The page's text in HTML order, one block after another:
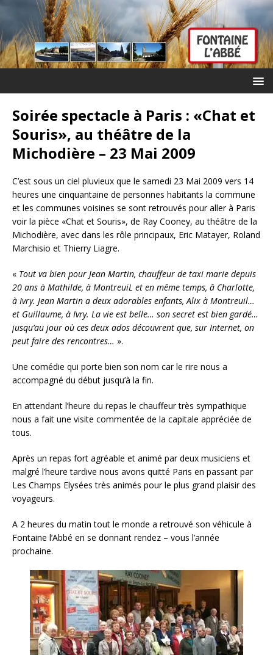
Soirée spectacle à Paris : «Chat et
Souris», au théâtre de la
Michodière – 23 Mai 2009
C’est sous un ciel pluvieux que le samedi 23 Mai 2009 vers 14
heures une cinquantaine de personnes habitants la commune
et les communes voisines se sont retrouvés pour aller à Paris
voir la pièce «Chat et Souris», de Ray Cooney, au théâtre de la
Michodière, avec dans les rôle principaux, Eric Matayer, Roland
Marchisio et Thierry Liagre.
« Tout va bien pour Jean Martin, chauffeur de taxi marie depuis
20 ans à Mathilde, à MontreuiL et en même temps, â Charlotte,
à Ivry. Jean Martin a deux adorables enfants, Alix à Montreuil…
et Guillaume, à Ivry. La vie est belle… son secret est bien gardé…
jusqu’au jour où ces deux ados découvrent que, sur Internet, on
peut faire des rencontres… ».
Une comédie qui porte bien son nom car le rire nous a
accompagné du début jusqu’à la fin.
En attendant l’heure du repas le chauffeur très sympathique
nous a fait une visite commentée de la capitale appréciée de
tous.
Après un repas fort agréable et animé par deux musiciens et
malgré l’heure tardive nous avons quitté Paris en passant par
Les Champs Elysées très animés pour le plus grand plaisir des
voyageurs.
A 2 heures du matin tout le monde a retrouvé son véhicule à
Fontaine l’Abbé en se donnant rendez – vous l’année
prochaine.